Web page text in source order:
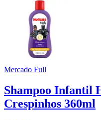
Mercado Full
Shampoo Infantil
Crespinhos 360ml